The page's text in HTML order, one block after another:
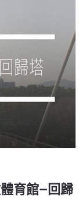
體育館—回歸